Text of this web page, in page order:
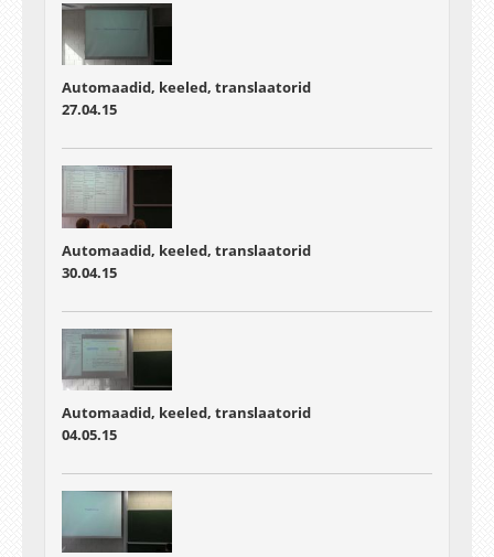
Automaadid, keeled, translaatorid
27.04.15
Automaadid, keeled, translaatorid
30.04.15
Automaadid, keeled, translaatorid
04.05.15